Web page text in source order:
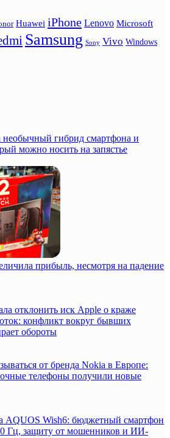
Huawei iPhone Lenovo Microsoft
Samsung Sony Vivo Windows
необычный гибрид смартфона и
можно носить на запястье
прибыль, несмотря на падение
отклонить иск Apple о краже
конфликт вокруг бывших
обороты
от бренда Nokia в Европе:
телефоны получили новые
AQUOS Wish6: бюджетный смартфон
Гц, защиту от мошенников и ИИ-